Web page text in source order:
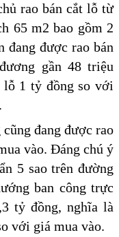
rao bán cắt lỗ từ
65 m2 bao gồm 2
đang được rao bán
gần 48 triệu
lỗ 1 tỷ đồng so với
đang được rao
vào. Đáng chú ý
5 sao trên đường
ban công trực
tỷ đồng, nghĩa là
với giá mua vào.